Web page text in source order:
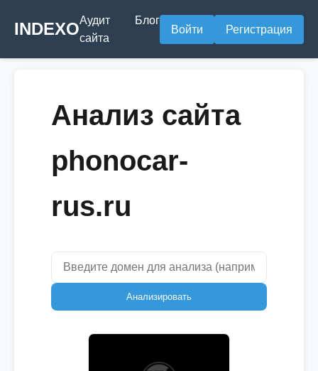
INDEXOАудит
сайта
Блог
Войти Регистрация
Анализ сайта
phonocar-
rus.ru
Анализировать